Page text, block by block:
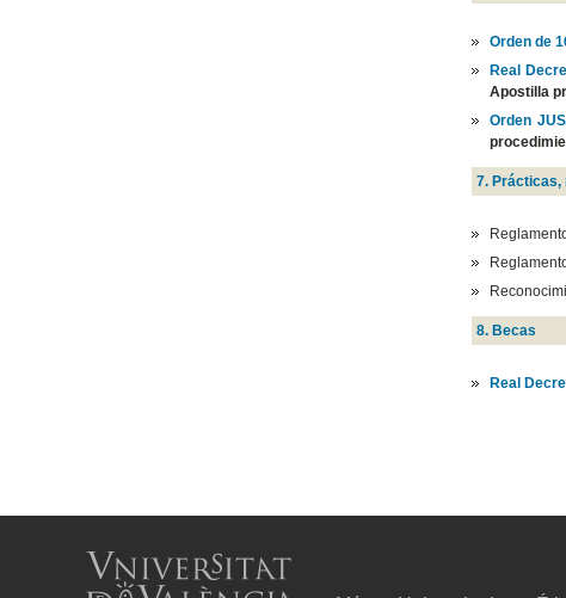
Orden de
Real
Apostilla
Orden
7. Prácticas,
8. Becas
Real